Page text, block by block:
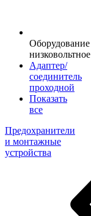
Оборудование
низковольтное
Адаптер/
соединитель
проходной
Показать
все
Предохранители
и монтажные
устройства